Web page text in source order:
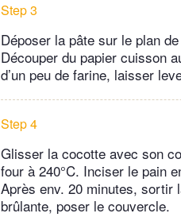
Step 3
Déposer la pâte sur le plan
Découper du papier cuisson
d’un peu de farine, laisser
Step 4
Glisser la cocotte avec son
four à 240°C. Inciser le pain
Après env. 20 minutes, sortir
brûlante, poser le couvercle.